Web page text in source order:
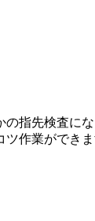
指先検査に
作業ができ